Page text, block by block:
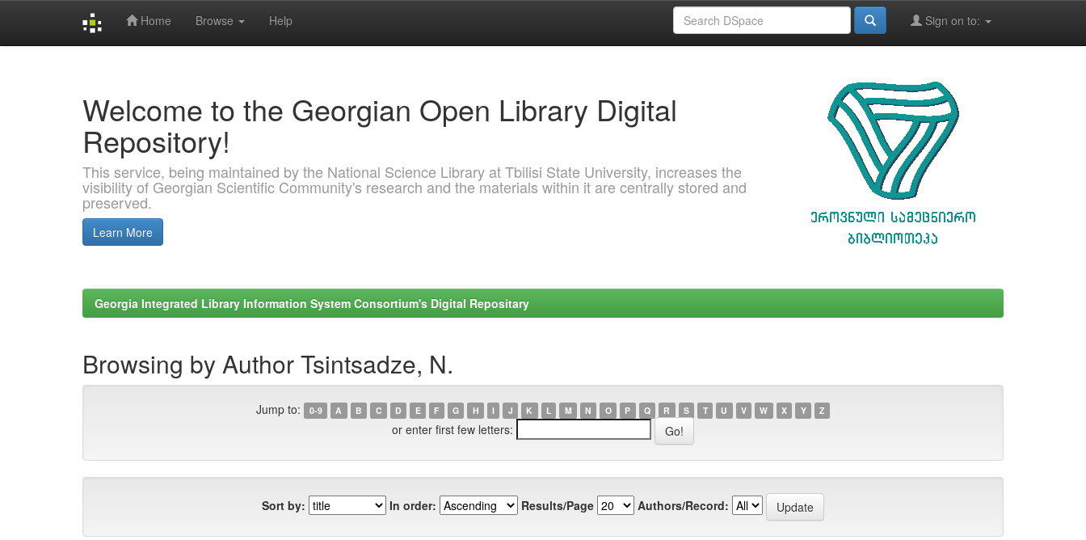
Home Browse Help Sign on to:
Welcome to the Georgian Open Library Digital
Repository!
This service, being maintained by the National Science Library at Tbilisi State University, increases the
visibility of Georgian Scientific Community's research and the materials within it are centrally stored and
preserved.
Learn More
Georgia Integrated Library Information System Consortium's Digital Repositary
Browsing by Author Tsintsadze, N.
Jump to: 0-9 A B C D E F G H I J K L M N O P Q R S T U V W X Y Z
or enter first few letters:
Sort by: In order: Results/Page Authors/Record: